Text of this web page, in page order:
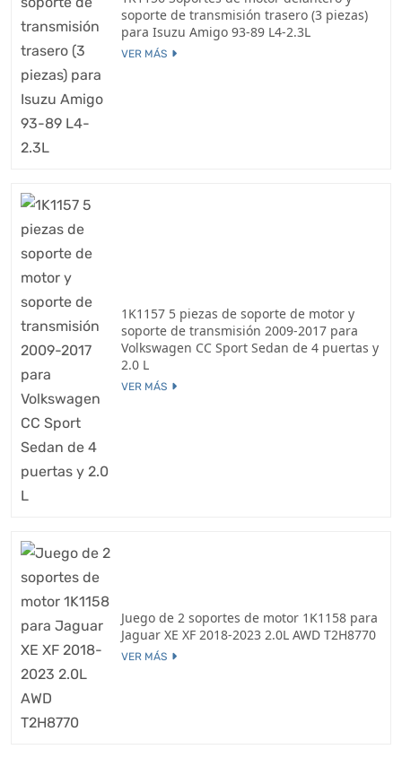
soporte de transmisión trasero (3 piezas)
para Isuzu Amigo 93-89 L4-2.3L
VER MÁS
1K1157 5 piezas de soporte de motor y
soporte de transmisión 2009-2017 para
Volkswagen CC Sport Sedan de 4 puertas y
2.0 L
VER MÁS
Juego de 2 soportes de motor 1K1158 para
Jaguar XE XF 2018-2023 2.0L AWD T2H8770
VER MÁS